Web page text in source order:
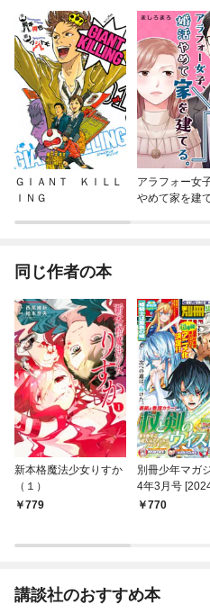
ＧＩＡＮＴ ＫＩＬＬ
ＩＮＧ
アラフォー女
やめて家を建て
同じ作者の本
新本格魔法少女りすか
（１）
779
別冊少年マガ
4年3月号
日発売]
770
講談社のおすすめ本